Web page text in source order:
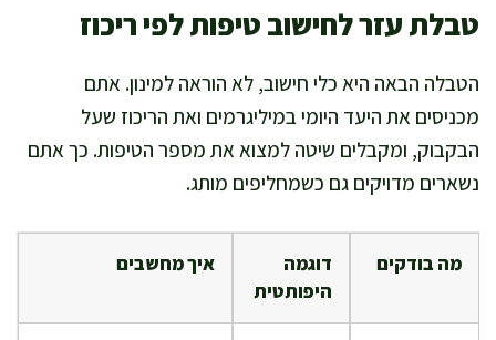
טבלת עזר לחישוב טיפות לפי ריכוז
הטבלה הבאה היא כלי חישוב, לא הוראה למינון. אתם
מכניסים את היעד היומי במיליגרמים ואת הריכוז שעל
הבקבוק, ומקבלים שיטה למצוא את מספר הטיפות. כך אתם
נשארים מדויקים גם כשמחליפים מותג.
מה בודקים
דוגמה
היפותטית
איך מחשבים